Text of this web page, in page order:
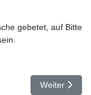
gebetet, auf Bitte
Nächster
Weiter